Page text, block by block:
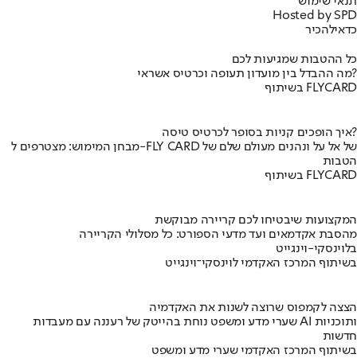
Hosted by SPD
כדאילהכיר
כל ההטבות שמגיעות לכם
מה ההבדל בין מועדון תעופה וכרטיס אשראי?
בשיתוף FLYCARD
איך הופכים קניות בסופר לכרטיס טיסה?
מבחן המימוש: מצטרפים ל-FLY CARD של אל על ונהנים מעולם שלם של
הטבות
בשיתוף FLYCARD
המקצועות שיבטיחו לכם קריירה מבוקשת
מהסבת אקדמאים ועד מדעי הספורט: כל מסלולי הקריירה
בלוינסקי-וינגייט
בשיתוף המרכז האקדמי לוינסקי־וינגייט
הצצה לקמפוס שרוצה לשנות את האקדמיה
שערי מדע ומשפט נוחת בהייטק של רעננה עם מעבדות AI ותוכניות
חדשות
בשיתוף המרכז האקדמי שערי מדע ומשפט